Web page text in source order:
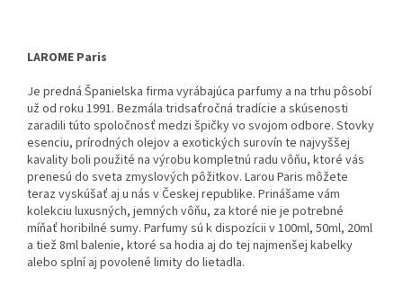
LAROME Paris
Je predná Španielska firma vyrábajúca parfumy a na trhu pôsobí
už od roku 1991. Bezmála tridsaťročná tradície a skúsenosti
zaradili túto spoločnosť medzi špičky vo svojom odbore. Stovky
esenciu, prírodných olejov a exotických surovín te najvyššej
kavality boli použité na výrobu kompletnú radu vôňu, ktoré vás
prenesú do sveta zmyslových pôžitkov. Larou Paris môžete
teraz vyskúšať aj u nás v Českej republike. Prinášame vám
kolekciu luxusných, jemných vôňu, za ktoré nie je potrebné
míňať horibilné sumy. Parfumy sú k dispozícii v 100ml, 50ml, 20ml
a tiež 8ml balenie, ktoré sa hodia aj do tej najmenšej kabelky
alebo splní aj povolené limity do lietadla.